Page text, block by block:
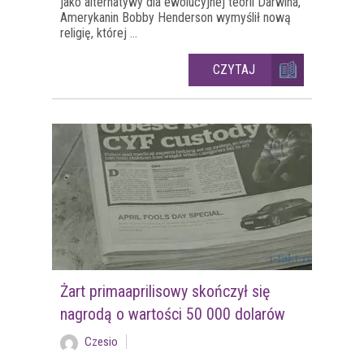
Amerykanin Bobby Henderson wymyślił nową
religię, której ...
CZYTAJ
Żart primaaprilisowy skończył się
nagrodą o wartości 50 000 dolarów
Czesio